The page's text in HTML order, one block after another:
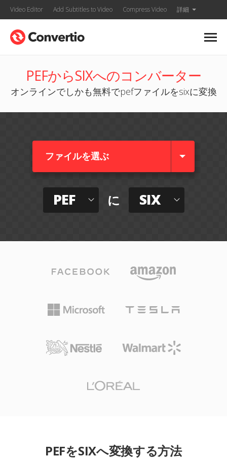
Video Editor Add Subtitles to Video Compress Video 詳細
PEFからSIXへのコンバーター
オンラインでしかも無料でpefファイルをsixに変換
ファイルを選ぶ
PEF に SIX
PEFをSIXへ変換する方法